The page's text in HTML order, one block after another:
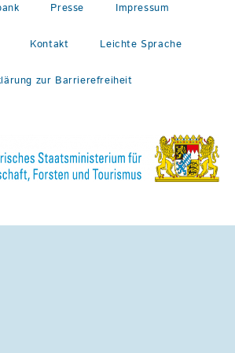
Presse Impressum
Kontakt Leichte Sprache
zur Barrierefreiheit